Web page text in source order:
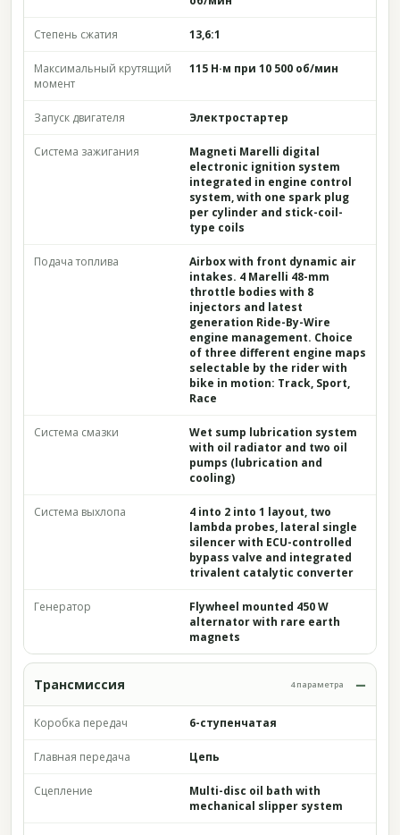
Степень сжатия 13,6:1
Максимальный крутящий
момент
115 Н·м при 10 500 об/мин
Запуск двигателя Электростартер
Система зажигания
Magneti Marelli digital
electronic ignition system
integrated in engine control
system, with one spark plug
per cylinder and stick-coil-
type coils
Подача топлива
Airbox with front dynamic air
intakes. 4 Marelli 48-mm
throttle bodies with 8
injectors and latest
generation Ride-By-Wire
engine management. Choice
of three different engine maps
selectable by the rider with
bike in motion: Track, Sport,
Race
Система смазки
Wet sump lubrication system
with oil radiator and two oil
pumps (lubrication and
cooling)
Система выхлопа
4 into 2 into 1 layout, two
lambda probes, lateral single
silencer with ECU-controlled
bypass valve and integrated
trivalent catalytic converter
Генератор
Flywheel mounted 450 W
alternator with rare earth
magnets
Трансмиссия 4 параметра
Коробка передач 6-ступенчатая
Главная передача Цепь
Сцепление
Multi-disc oil bath with
mechanical slipper system